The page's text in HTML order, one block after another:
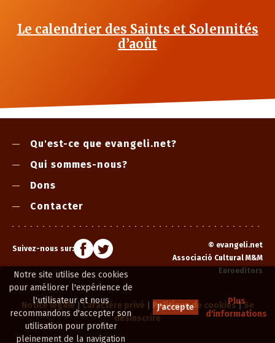
Notre site utilise des cookies
pour améliorer l'expérience de
l'utilisateur et nous
recommandons d'accepter son
utilisation pour profiter
pleinement de la navigation
J'accepte
Plus
d'informations
Le calendrier des Saints et Solennités
d’août
Qu'est-ce que evangeli.net?
Qui sommes-nous?
Dons
Contacter
Suivez-nous sur: © evangeli.net
Associació Cultural M&M
Euroeditors
Notice légale|Caractère privé Politique de cookies|Se
désinscrire